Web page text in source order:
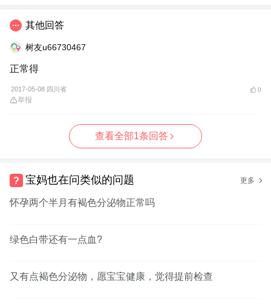
其他回答
树友u66730467
正常得
2017-05-08 四川省 0
举报
查看全部1条回答
宝妈也在问类似的问题 更多
怀孕两个半月有褐色分泌物正常吗
绿色白带还有一点血?
又有点褐色分泌物，愿宝宝健康，觉得提前检查